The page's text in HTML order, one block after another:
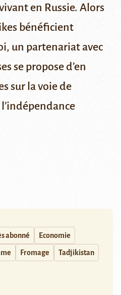
en Russie. Alors
bénéficient
un partenariat avec
se propose d’en
sur la voie de
abonné Economie
Fromage Tadjikistan